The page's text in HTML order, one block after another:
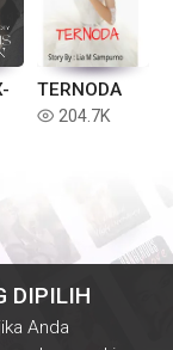
DIPILIH
Anda
TERNODA
read 204.7K